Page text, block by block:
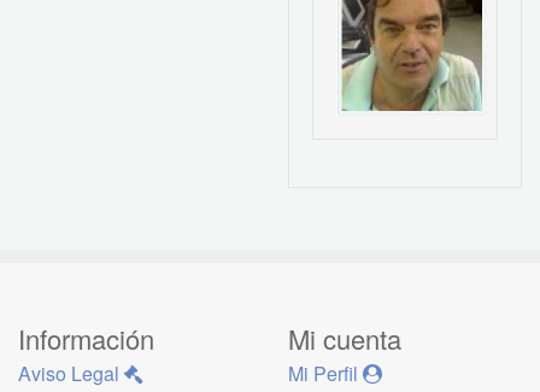
Información
Aviso Legal
Mi cuenta
Mi Perfil